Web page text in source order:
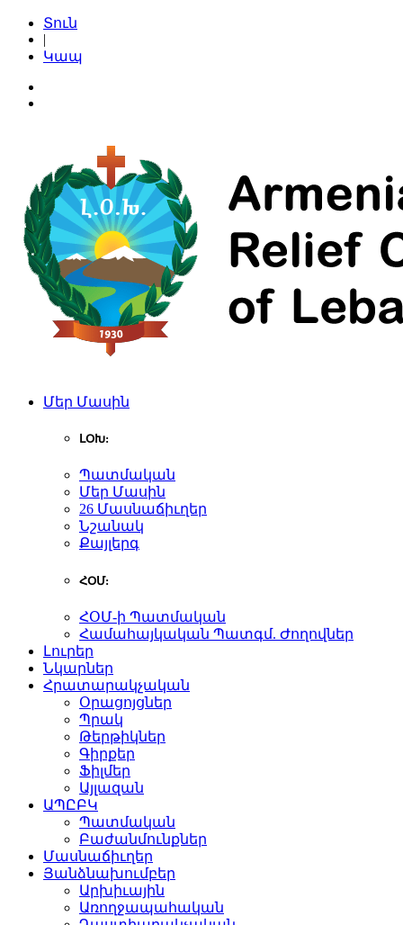
Տուն
|
Կապ
Մեր Մասին
ԼՕԽ:
Պատմական
Մեր Մասին
26 Մասնաճիւղեր
Նշանակ
Քայլերգ
ՀՕՄ:
ՀՕՄ-ի Պատմական
Համահայկական Պատգմ. Ժողովներ
Լուրեր
Նկարներ
Հրատարակչական
Օրացոյցներ
Պրակ
Թերթիկներ
Գիրքեր
Ֆիլմեր
Այլազան
ԱՊԸԲԿ
Պատմական
Բաժանմունքներ
Մասնաճիւղեր
Յանձնախումբեր
Արխիւային
Առողջապահական